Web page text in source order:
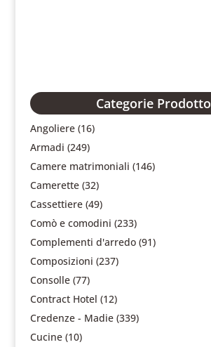
Categorie Prodotto
Angoliere (16)
Armadi (249)
Camere matrimoniali (146)
Camerette (32)
Cassettiere (49)
Comò e comodini (233)
Complementi d'arredo (91)
Composizioni (237)
Consolle (77)
Contract Hotel (12)
Credenze - Madie (339)
Cucine (10)